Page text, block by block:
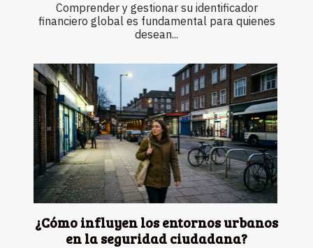
Comprender y gestionar su identificador
financiero global es fundamental para quienes
desean...
¿Cómo influyen los entornos urbanos
en la seguridad ciudadana?